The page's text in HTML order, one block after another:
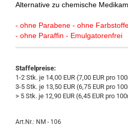
Alternative zu chemische
- ohne Parabene - ohne
- ohne Paraffin - Emulgatorenfrei
Staffelpreise:
1-2 Stk. je 14,00 EUR (7,00 EUR pro
3-5 Stk. je 13,50 EUR (6,75 EUR pro
> 5 Stk. je 12,90 EUR (6,45 EUR pro
Art.Nr.: NM - 106